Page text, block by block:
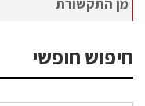
חיפוש חופשי